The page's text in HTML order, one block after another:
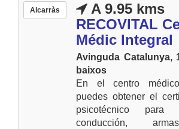
Alcarràs
A 9.95 kms
RECOVITAL
Médic Integral
Avinguda Catalunya,
baixos
En el centro médico
puedes obtener el
psicotécnico para
conducción,